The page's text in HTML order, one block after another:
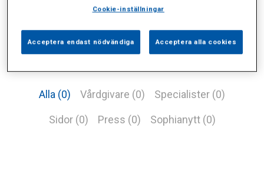
Alla (0) Vårdgivare (0) Specialister (0)
Sidor (0) Press (0) Sophianytt (0)
Cookie-inställningar
Acceptera endast nödvändiga Acceptera alla cookies